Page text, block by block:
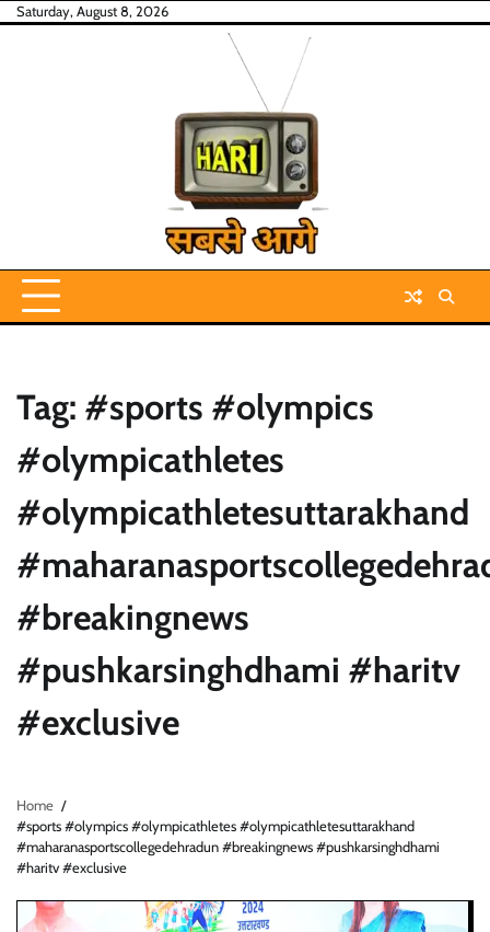
SkipSaturday, August 8, 2026
Tag: #sports #olympics
#olympicathletes
#olympicathletesuttarakhand
#breakingnews
#pushkarsinghdhami #haritv
#exclusive
Home
#sports #olympics #olympicathletes #olympicathletesuttarakhand
#maharanasportscollegedehradun #breakingnews #pushkarsinghdhami
#haritv #exclusive